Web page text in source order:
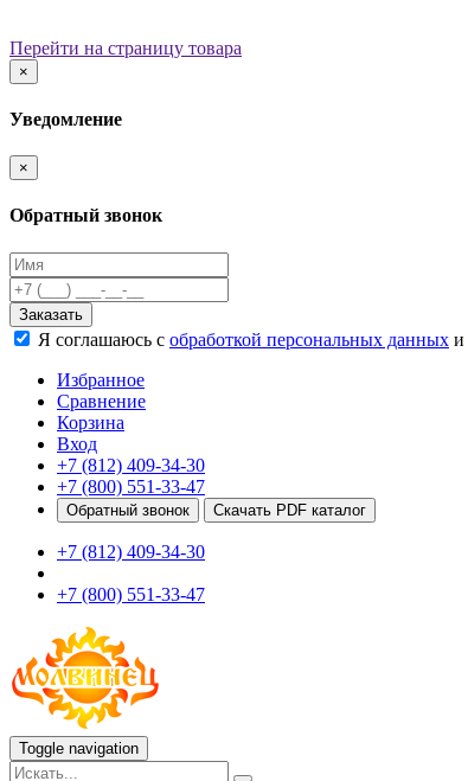
Игровые элементы
Качалки на пружине
Домики-беседки
Развивающие игровые элементы
ПДД для детей
Безопасные покрытия
Спортивные элементы
Входные арки
Информационные стойки
Ограждения
Для детей с ограниченными возможностями
Школам
Спортивные комплексы от 5 до 12 лет
Воркаут
Тренажеры
Теннисные столы
Спортивные ворота
Спортивные стойки
Оборудование для ГТО
Информационные стойки
Ограждения
Перейти на страницу товара
×
Уведомление
×
Обратный звонок
Заказать
Я соглашаюсь с обработкой персональных данных и
Избранное
Сравнение
Корзина
Вход
+7 (812) 409-34-30
+7 (800) 551-33-47
Обратный звонок Скачать PDF каталог
+7 (812) 409-34-30
+7 (800) 551-33-47
Toggle navigation